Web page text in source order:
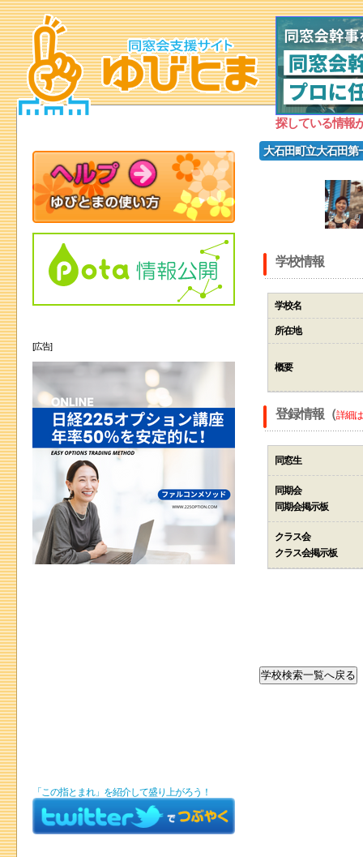
探している情報
大石田町立大石田第
学校情報
学校名
所在地
概要
登録情報（詳細
同窓生
同期会
同期会掲示板
クラス会
クラス会掲示板
[広告]
「この指とまれ」を紹介して盛り上がろう！